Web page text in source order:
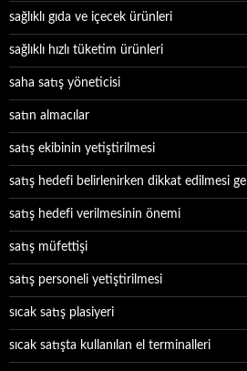
sağlıklı gıda ve içecek ürünleri
sağlıklı hızlı tüketim ürünleri
saha satış yöneticisi
satın almacılar
satış ekibinin yetiştirilmesi
satış hedefi belirlenirken dikkat edilmesi
satış hedefi verilmesinin önemi
satış müfettişi
satış personeli yetiştirilmesi
sıcak satış plasiyeri
sıcak satışta kullanılan el terminalleri